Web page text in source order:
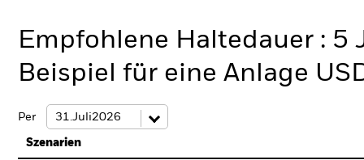
Empfohlene Haltedauer : 5
Beispiel für eine Anlage
Per
Szenarien